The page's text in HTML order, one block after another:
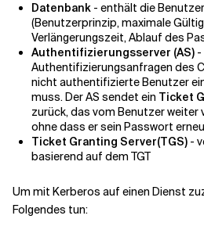
Datenbank - enthält die
(Benutzerprinzip, maximale
Verlängerungszeit, Ablauf des
Authentifizierungsserver (AS) -
Authentifizierungsanfragen des
nicht authentifizierte Benutzer
muss. Der AS sendet ein Ticket
zurück, das vom Benutzer weiter
ohne dass er sein Passwort
Ticket Granting Server(TGS) -
basierend auf dem TGT
Um mit Kerberos auf einen Dienst
Folgendes tun: